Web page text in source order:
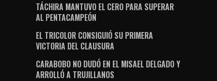
TÁCHIRA MANTUVO EL CERO PARA SUPERAR
AL PENTACAMPEÓN
EL TRICOLOR CONSIGUIÓ SU PRIMERA
VICTORIA DEL CLAUSURA
CARABOBO NO DUDÓ EN EL MISAEL DELGADO Y
ARROLLÓ A TRUJILLANOS